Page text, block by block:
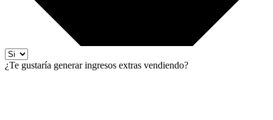
¿Te gustaría generar ingresos extras vendiendo?